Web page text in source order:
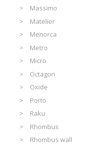
Massimo
Matelier
Menorca
Metro
Micro
Octagon
Oxide
Porto
Raku
Rhombus
Rhombus wall